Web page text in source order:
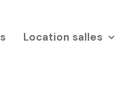
Location salles